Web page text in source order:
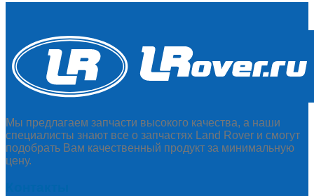
Мы предлагаем запчасти высокого качества, а наши
специалисты знают все о запчастях Land Rover и смогут
подобрать Вам качественный продукт за минимальную
цену.